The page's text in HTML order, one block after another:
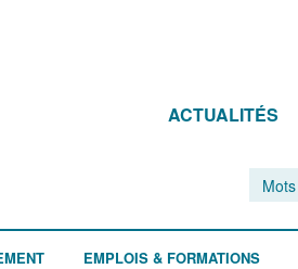
ACTUALITÉS
EMPLOIS & FORMATIONS